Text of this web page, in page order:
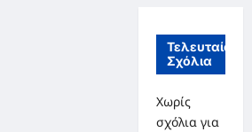
Τελευταία
Σχόλια
Χωρίς
σχόλια για